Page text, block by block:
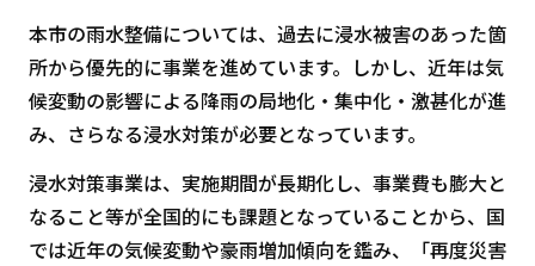
本市の雨水整備については、過去に浸水被害のあった箇
所から優先的に事業を進めています。しかし、近年は気
候変動の影響による降雨の局地化・集中化・激甚化が進
み、さらなる浸水対策が必要となっています。
浸水対策事業は、実施期間が長期化し、事業費も膨大と
なること等が全国的にも課題となっていることから、国
では近年の気候変動や豪雨増加傾向を鑑み、「再度災害